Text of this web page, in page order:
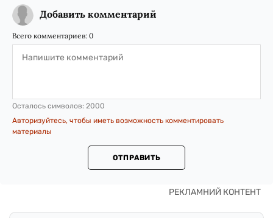
Добавить комментарий
Всего комментариев: 0
Осталось символов: 2000
Авторизуйтесь, чтобы иметь возможность комментировать
материалы
ОТПРАВИТЬ